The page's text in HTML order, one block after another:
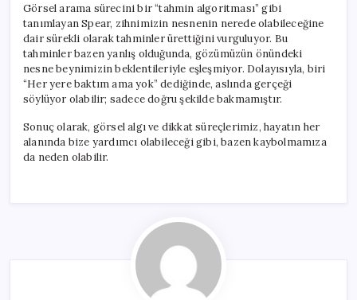
Görsel arama sürecini bir “tahmin algoritması” gibi
tanımlayan Spear, zihnimizin nesnenin nerede olabileceğine
dair sürekli olarak tahminler ürettiğini vurguluyor. Bu
tahminler bazen yanlış olduğunda, gözümüzün önündeki
nesne beynimizin beklentileriyle eşleşmiyor. Dolayısıyla, biri
“Her yere baktım ama yok” dediğinde, aslında gerçeği
söylüyor olabilir; sadece doğru şekilde bakmamıştır.
Sonuç olarak, görsel algı ve dikkat süreçlerimiz, hayatın her
alanında bize yardımcı olabileceği gibi, bazen kaybolmamıza
da neden olabilir.